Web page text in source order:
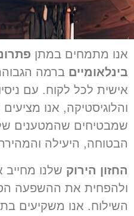
מתמחים במתן
ברמה הגבוהה
לכל לקוח. עם
אנו מציעים
שהמטענים
היעילה והמהירה
הירוקשלנו מחייב
את ההשפעה
אנו משקיעים